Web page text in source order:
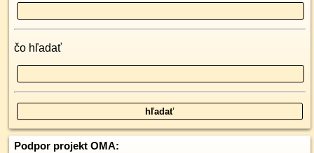
čo hľadať
Podpor projekt OMA: